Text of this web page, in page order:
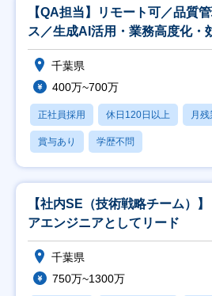
【QA担当】リモート可／品質
ス／生成AI活用・業務高度化・
千葉県
400万~700万
正社員採用 休日120日以上 月
賞与あり 学歴不問
【社内SE（技術戦略チーム）
アエンジニアとしてリード
千葉県
750万~1300万